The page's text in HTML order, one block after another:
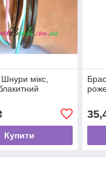
мікс,
Купити